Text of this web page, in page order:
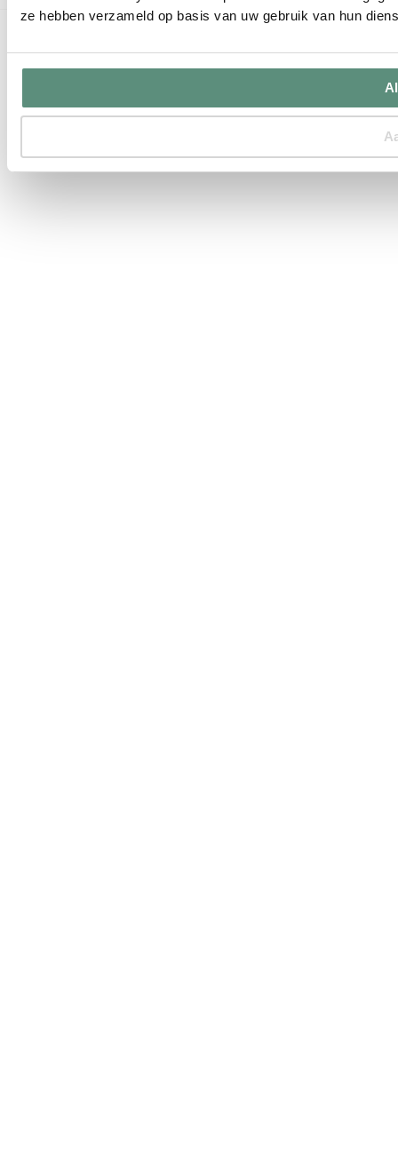
ze hebben verzameld op basis van uw gebruik van hun
2026 Verlichtingkopen.nl. Alle rechten voorbehouden.